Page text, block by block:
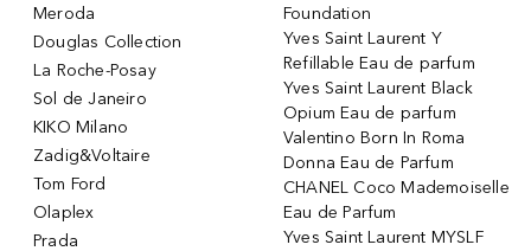
Meroda
Douglas Collection
La Roche-Posay
Sol de Janeiro
KIKO Milano
Zadig&Voltaire
Tom Ford
Olaplex
Prada
Foundation
Yves Saint Laurent Y
Refillable Eau de parfum
Yves Saint Laurent Black
Opium Eau de parfum
Valentino Born In Roma
Donna Eau de Parfum
CHANEL Coco Mademoiselle
Eau de Parfum
Yves Saint Laurent MYSLF